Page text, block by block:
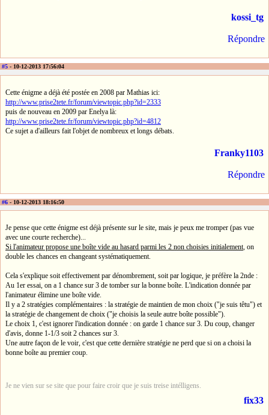
kossi_tg
Répondre
#5 - 10-12-2013 17:56:04
Cette énigme a déjà été postée en 2008 par Mathias ici:
http://www.prise2tete.fr/forum/viewtopic.php?id=2333
puis de nouveau en 2009 par Enelya là:
http://www.prise2tete.fr/forum/viewtopic.php?id=4812
Ce sujet a d'ailleurs fait l'objet de nombreux et longs débats.
Franky1103
Répondre
#6 - 10-12-2013 18:16:50
Je pense que cette énigme est déjà présente sur le site, mais je peux me tromper (pas vue
avec une courte recherche)...
Si l'animateur propose une boîte vide au hasard parmi les 2 non choisies initialement, on
double les chances en changeant systématiquement.
Cela s'explique soit effectivement par dénombrement, soit par logique, je préfère la 2nde :
Au 1er essai, on a 1 chance sur 3 de tomber sur la bonne boîte. L'indication donnée par
l'animateur élimine une boîte vide.
Il y a 2 stratégies complémentaires : la stratégie de maintien de mon choix ("je suis têtu") et
la stratégie de changement de choix ("je choisis la seule autre boîte possible").
Le choix 1, c'est ignorer l'indication donnée : on garde 1 chance sur 3. Du coup, changer
d'avis, donne 1-1/3 soit 2 chances sur 3.
Une autre façon de le voir, c'est que cette dernière stratégie ne perd que si on a choisi la
bonne boîte au premier coup.
Je ne vien sur se site que pour faire croir que je suis treise intélligens.
fix33